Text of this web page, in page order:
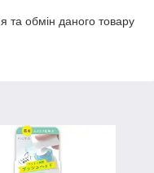
та обмін даного товару